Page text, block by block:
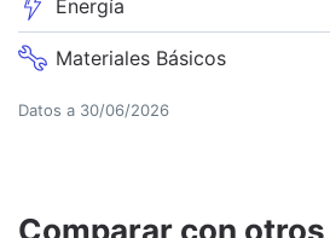
Energía
Materiales Básicos
Datos a 30/06/2026
Comparar con